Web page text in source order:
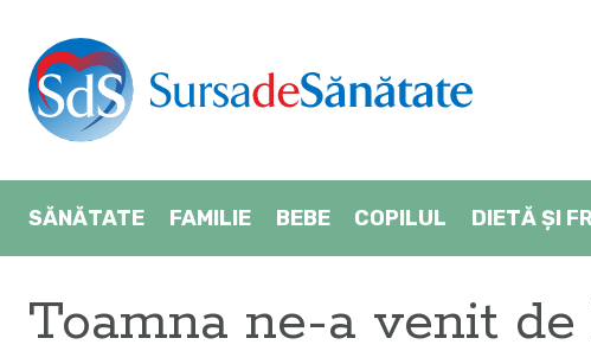
SĂNĂTATE FAMILIE BEBE COPILUL DIETĂ ŞI
Toamna ne-a venit